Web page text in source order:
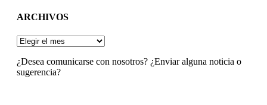
ARCHIVOS
ARCHIVOS
¿Desea comunicarse con nosotros? ¿Enviar alguna noticia o
sugerencia?